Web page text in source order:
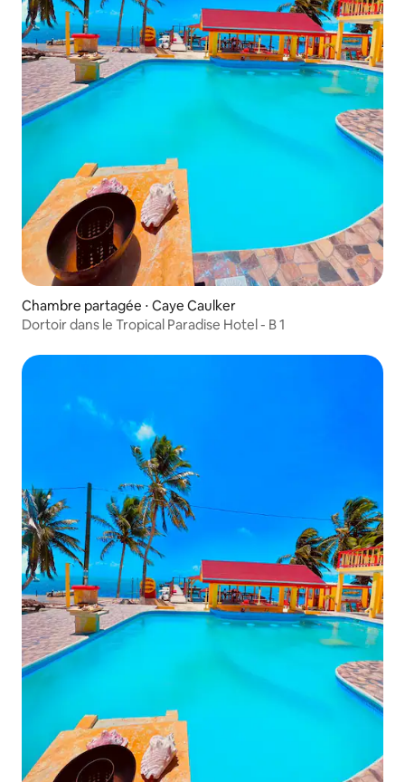
Chambre partagée ⋅ Caye Caulker
Dortoir dans le Tropical Paradise Hotel - B 1